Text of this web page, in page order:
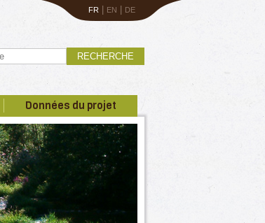
FR| EN DE
RECHERCHE
Données du projet